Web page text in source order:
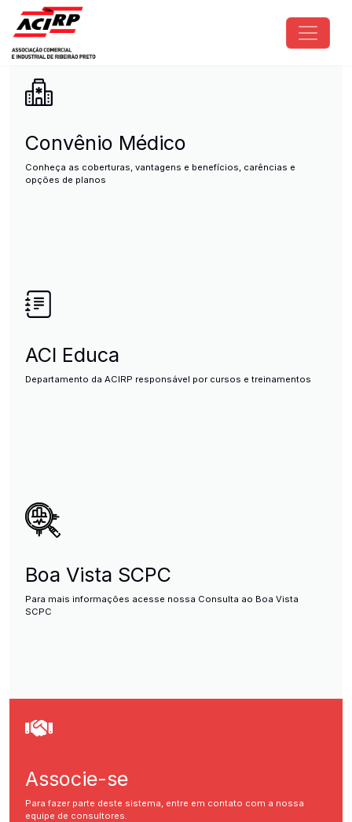
Pular para o conteúdo principal
ACIRP - Associação Comercial
Convênio Médico
Conheça as coberturas, vantagens e benefícios, carências e
opções de planos
ACI Educa
Departamento da ACIRP responsável por cursos e treinamentos
Boa Vista SCPC
Para mais informações acesse nossa Consulta ao Boa Vista
SCPC
Associe-se
Para fazer parte deste sistema, entre em contato com a nossa
equipe de consultores.